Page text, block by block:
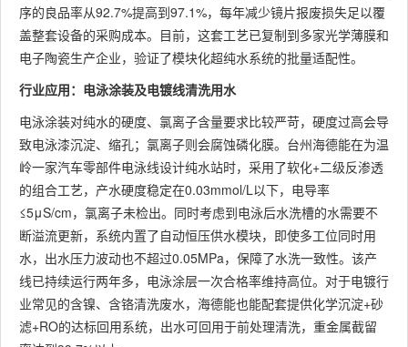
序的良品率从92.7%提高到97.1%，每年减少镜片报废损失足以覆
盖整套设备的采购成本。目前，这套工艺已复制到多家光学薄膜和
电子陶瓷生产企业，验证了模块化超纯水系统的批量适配性。
行业应用：电泳涂装及电镀线清洗用水
电泳涂装对纯水的硬度、氯离子含量要求比较严苛，硬度过高会导
致电泳漆沉淀、缩孔；氯离子则会腐蚀磷化膜。台州海德能在为温
岭一家汽车零部件电泳线设计纯水站时，采用了软化+二级反渗透
的组合工艺，产水硬度稳定在0.03mmol/L以下，电导率
≤5μS/cm，氯离子未检出。同时考虑到电泳后水洗槽的水需要不
断溢流更新，系统内置了自动恒压供水模块，即使多工位同时用
水，出水压力波动也不超过0.05MPa，保障了水洗一致性。该产
线已持续运行两年多，电泳涂层一次合格率维持高位。对于电镀行
业常见的含镍、含铬清洗废水，海德能也能配套提供化学沉淀+砂
滤+RO的达标回用系统，出水可回用于前处理清洗，重金属截留